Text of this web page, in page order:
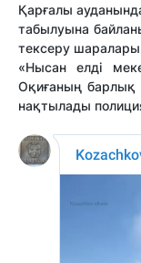
Қарғалы
табылуына
тексеру шаралары
«Нысан елді
Оқиғаның
нақтылады